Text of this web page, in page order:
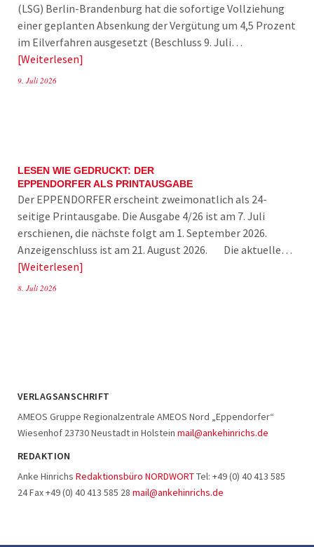
(LSG) Berlin-Brandenburg hat die sofortige Vollziehung
einer geplanten Absenkung der Vergütung um 4,5 Prozent
im Eilverfahren ausgesetzt (Beschluss 9. Juli…
Weiterlesen
9. Juli 2026
LESEN WIE GEDRUCKT: DER
EPPENDORFER ALS PRINTAUSGABE
Der EPPENDORFER erscheint zweimonatlich als 24-
seitige Printausgabe. Die Ausgabe 4/26 ist am 7. Juli
erschienen, die nächste folgt am 1. September 2026.
Anzeigenschluss ist am 21. August 2026. Die aktuelle…
Weiterlesen
8. Juli 2026
VERLAGSANSCHRIFT
AMEOS Gruppe Regionalzentrale AMEOS Nord „Eppendorfer“
Wiesenhof 23730 Neustadt in Holstein mail@ankehinrichs.de
REDAKTION
Anke Hinrichs Redaktionsbüro NORDWORTTel: +49 (0) 40 413 585
24 Fax +49 (0) 40 413 585 28 mail@ankehinrichs.de